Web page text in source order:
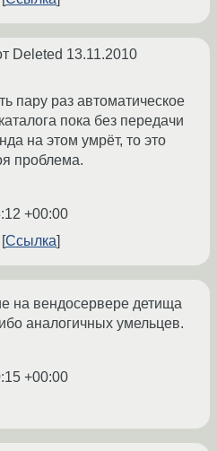
Deleted 13.11.2010
пару раз автоматическое
пока без передачи
на этом умрёт, то это
проблема.
+00:00
Ссылка
на вендосервере детища
аналогичных умельцев.
+00:00